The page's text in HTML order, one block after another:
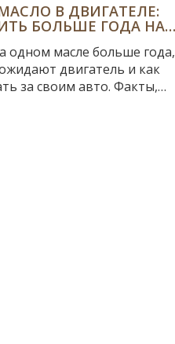
В ДВИГАТЕЛЕ:
БОЛЬШЕ ГОДА НА
одном масле больше года,
двигатель и как
за своим авто. Факты,